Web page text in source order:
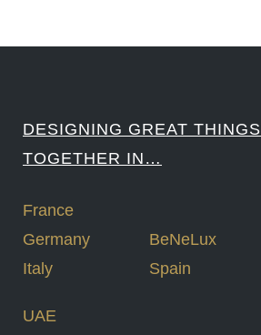
DESIGNING GREAT THINGS
TOGETHER IN…
France
Germany
Italy
BeNeLux
Spain
UAE